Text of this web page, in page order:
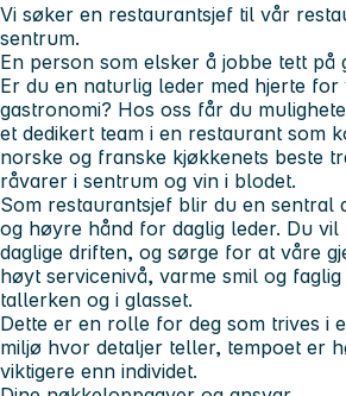
Vi søker en restaurantsjef til vår
sentrum.
En person som elsker å jobbe tett på
Er du en naturlig leder med hjerte
gastronomi? Hos oss får du
et dedikert team i en restaurant som
norske og franske kjøkkenets beste
råvarer i sentrum og vin i blodet.
Som restaurantsjef blir du en sentral
og høyre hånd for daglig leder. Du
daglige driften, og sørge for at våre
høyt servicenivå, varme smil og
tallerken og i glasset.
Dette er en rolle for deg som trives i
miljø hvor detaljer teller, tempoet er
viktigere enn individet.